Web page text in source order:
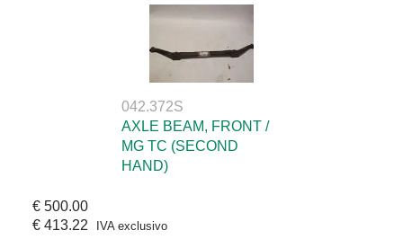
042.372S
AXLE BEAM, FRONT /
MG TC (SECOND
HAND)
€ 500.00
€ 413.22
IVA exclusivo